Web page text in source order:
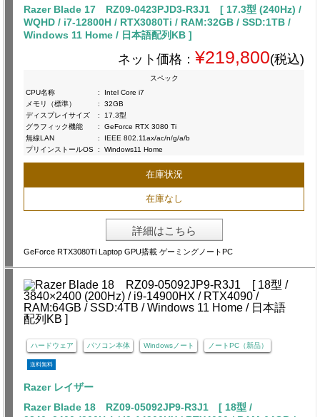
Razer Blade 17 RZ09-0423PJD3-R3J1 [ 17.3型 (240Hz) /
WQHD / i7-12800H / RTX3080Ti / RAM:32GB / SSD:1TB /
Windows 11 Home / 日本語配列KB ]
ネット価格： ¥219,800(税込)
スペック
CPU名称
:
Intel Core i7
メモリ（標準）
:
32GB
ディスプレイサイズ
:
17.3型
グラフィック機能
:
GeForce RTX 3080 Ti
無線LAN
:
IEEE 802.11ax/ac/n/g/a/b
プリインストールOS : Windows11 Home
在庫状況
在庫なし
詳細はこちら
GeForce RTX3080Ti Laptop GPU搭載 ゲーミングノートPC
ハードウェア パソコン本体 Windowsノート ノートPC（新品）
送料無料
Razer レイザー
Razer Blade 18 RZ09-05092JP9-R3J1 [ 18型 /